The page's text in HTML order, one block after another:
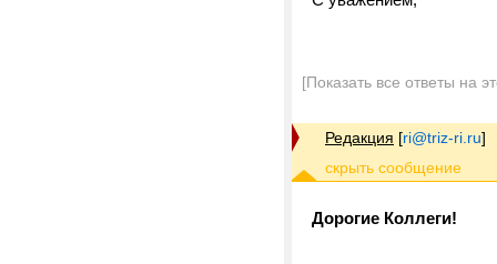
[Показать все ответы на
Редакция [ri@triz-ri.ru]
Дорогие Коллеги!